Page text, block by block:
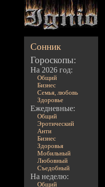
Сонник
Гороскопы:
На 2026 год:
Общий
Бизнес
Семья, любовь
Здоровье
Ежедневные:
Общий
Эротический
Анти
Бизнес
Здоровья
Мобильный
Любовный
Съедобный
На неделю:
Общий